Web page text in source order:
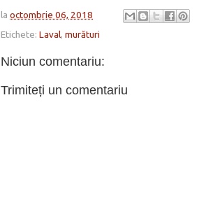
la octombrie 06, 2018
Etichete: Laval, murături
Niciun comentariu:
Trimiteți un comentariu